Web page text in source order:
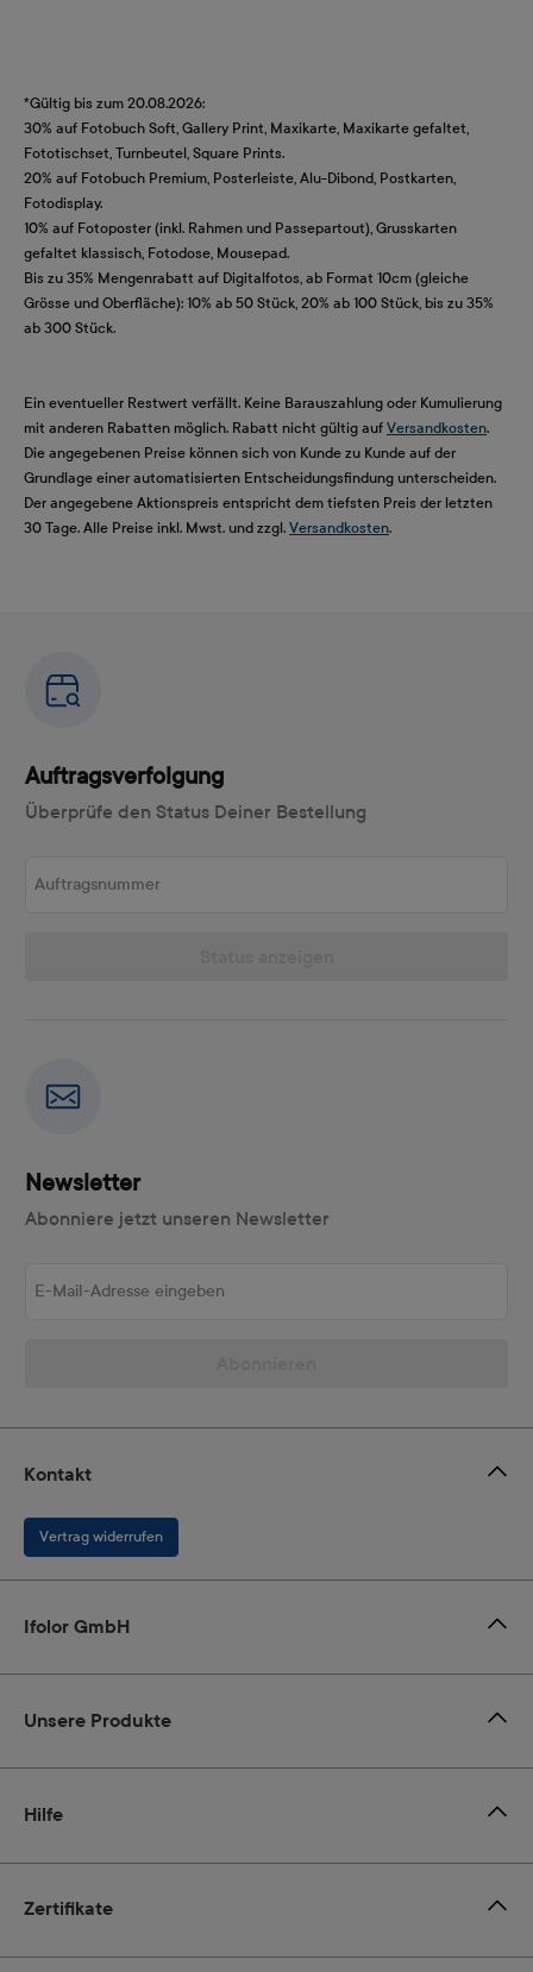
*Gültig bis zum 20.08.2026:
30% auf Fotobuch Soft, Gallery Print, Maxikarte, Maxikarte gefaltet,
Fototischset, Turnbeutel, Square Prints.
20% auf Fotobuch Premium, Posterleiste, Alu-Dibond, Postkarten,
Fotodisplay.
10% auf Fotoposter (inkl. Rahmen und Passepartout), Grusskarten
gefaltet klassisch, Fotodose, Mousepad.
Bis zu 35% Mengenrabatt auf Digitalfotos, ab Format 10cm (gleiche
Grösse und Oberfläche): 10% ab 50 Stück, 20% ab 100 Stück, bis zu 35%
ab 300 Stück.
Ein eventueller Restwert verfällt. Keine Barauszahlung oder Kumulierung
mit anderen Rabatten möglich. Rabatt nicht gültig auf Versandkosten.
Die angegebenen Preise können sich von Kunde zu Kunde auf der
Grundlage einer automatisierten Entscheidungsfindung unterscheiden.
Der angegebene Aktionspreis entspricht dem tiefsten Preis der letzten
30 Tage. Alle Preise inkl. Mwst. und zzgl. Versandkosten.
Auftragsverfolgung
Überprüfe den Status Deiner Bestellung
Newsletter
Abonniere jetzt unseren Newsletter
Zertifikate
Kontakt
Vertrag widerrufen
Ifolor GmbH
Unsere Produkte
Hilfe